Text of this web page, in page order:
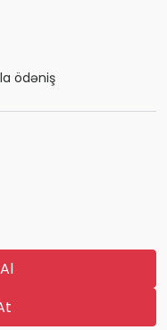
ödəniş